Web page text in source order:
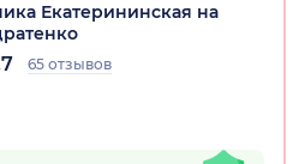
Екатерининская на
65 отзывов